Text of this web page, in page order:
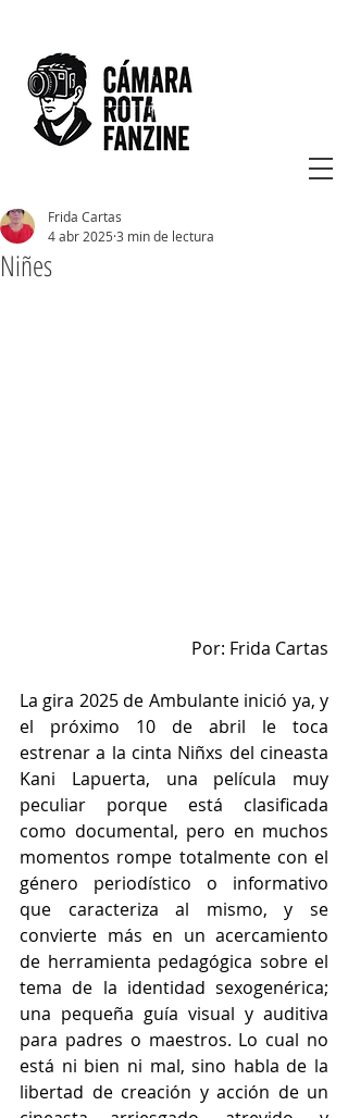
Niñes
Frida Cartas
4 abr 2025 3 min de lectura
Por: Frida Cartas
La gira 2025 de Ambulante inició ya, y
el próximo 10 de abril le toca
estrenar a la cinta Niñxs del cineasta
Kani Lapuerta, una película muy
peculiar porque está clasificada
como documental, pero en muchos
momentos rompe totalmente con el
género periodístico o informativo
que caracteriza al mismo, y se
convierte más en un acercamiento
de herramienta pedagógica sobre el
tema de la identidad sexogenérica;
una pequeña guía visual y auditiva
para padres o maestros. Lo cual no
está ni bien ni mal, sino habla de la
libertad de creación y acción de un